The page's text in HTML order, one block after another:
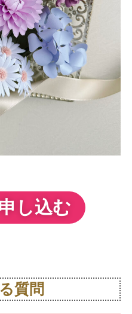
し込む
質問